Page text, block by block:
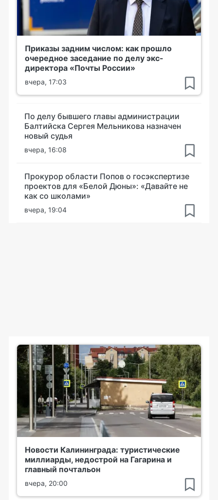
Приказы задним числом: как прошло
очередное заседание по делу экс-
директора «Почты России»
вчера, 17:03
По делу бывшего главы администрации
Балтийска Сергея Мельникова назначен
новый судья
вчера, 16:08
Прокурор области Попов о госэкспертизе
проектов для «Белой Дюны»: «Давайте не
как со школами»
вчера, 19:04
Новости Калининграда: туристические
миллиарды, недострой на Гагарина и
главный почтальон
вчера, 20:00